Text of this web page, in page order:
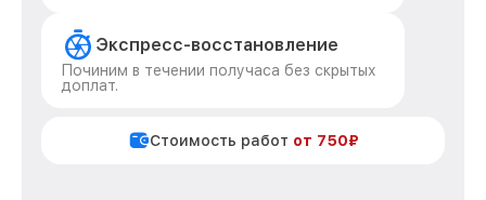
Экспресс-восстановление
Починим в течении получаса без скрытых
доплат.
Стоимость работ от 750₽